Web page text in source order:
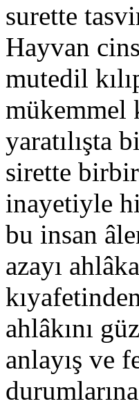
surette
Hayvan
mutedil
mükemmel
yaratılışta
sirette
inayetiyle
bu insan
azayı
ahlâkını
anlayış ve